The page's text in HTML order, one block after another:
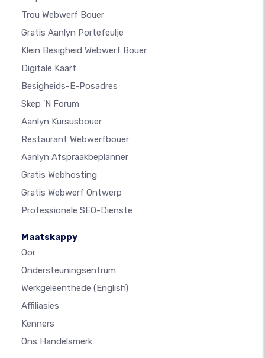
Trou Webwerf Bouer
Gratis Aanlyn Portefeulje
Klein Besigheid Webwerf Bouer
Digitale Kaart
Besigheids-E-Posadres
Skep 'n Forum
Aanlyn Kursusbouer
Restaurant Webwerfbouer
Aanlyn Afspraakbeplanner
Gratis Webhosting
Gratis Webwerf Ontwerp
Professionele SEO-Dienste
Maatskappy
Oor
Ondersteuningsentrum
Werkgeleenthede (English)
Affiliasies
Kenners
Ons Handelsmerk